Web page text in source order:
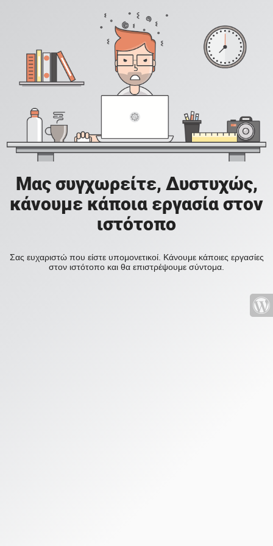
Μας συγχωρείτε, Δυστυχώς,
κάνουμε κάποια εργασία στον
ιστότοπο
Σας ευχαριστώ που είστε υπομονετικοί. Κάνουμε κάποιες εργασίες
στον ιστότοπο και θα επιστρέψουμε σύντομα.